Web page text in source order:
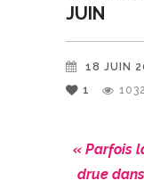
JUIN
18 JUIN
1
1032
« Parfois
drue